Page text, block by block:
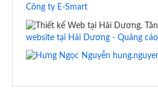
Công ty E-Smart
website tại Hải Dương - Quảng